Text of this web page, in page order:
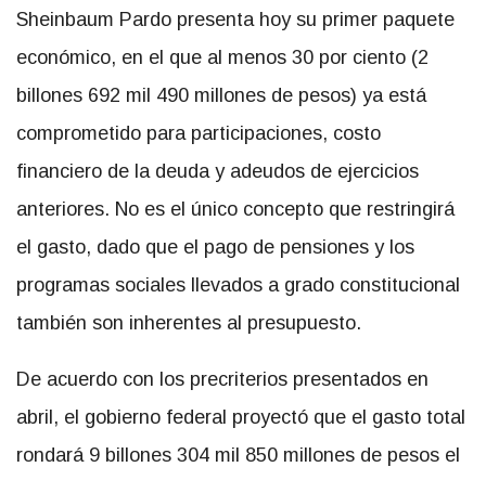
Sheinbaum Pardo presenta hoy su primer paquete
económico, en el que al menos 30 por ciento (2
billones 692 mil 490 millones de pesos) ya está
comprometido para participaciones, costo
financiero de la deuda y adeudos de ejercicios
anteriores. No es el único concepto que restringirá
el gasto, dado que el pago de pensiones y los
programas sociales llevados a grado constitucional
también son inherentes al presupuesto.
De acuerdo con los precriterios presentados en
abril, el gobierno federal proyectó que el gasto total
rondará 9 billones 304 mil 850 millones de pesos el